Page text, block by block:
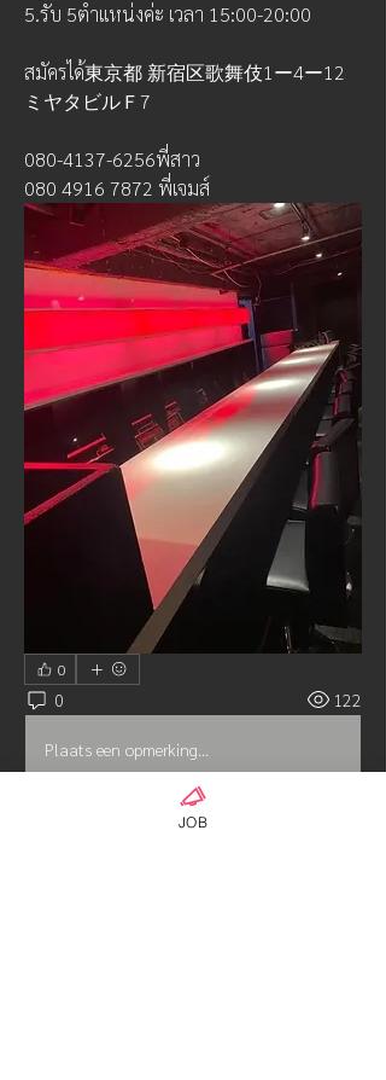
5.รับ 5ตำแหน่งค่ะ เวลา 15:00-20:00
สมัครได้東京都 新宿区歌舞伎1ー4ー12
ミヤタビルＦ7
080-4137-6256พี่สาว
080 4916 7872 พี่เจมส์
0
0 122
Plaats een opmerking...
JOB